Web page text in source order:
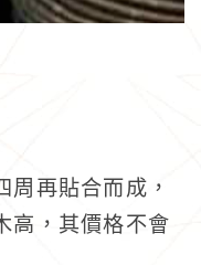
周再貼合而成，
高，其價格不會